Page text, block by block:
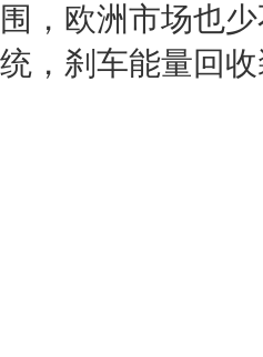
围，欧洲市场也
统，刹车能量回